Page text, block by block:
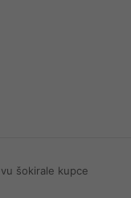
šokirale kupce